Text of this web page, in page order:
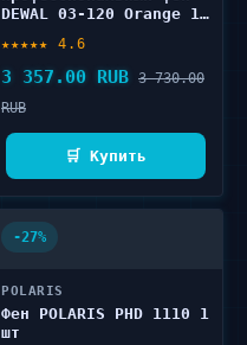
DEWAL 03-120 Orange 1
★★★★★ 4.6
3 357.00 RUB 3 730.00
RUB
🛒 Купить
-27%
POLARIS
Фен POLARIS PHD 1110 1
шт